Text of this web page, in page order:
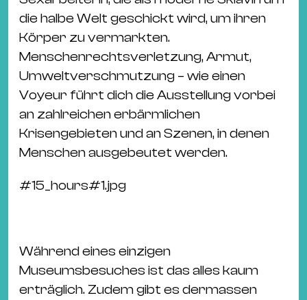
die halbe Welt geschickt wird, um ihren
Körper zu vermarkten.
Menschenrechtsverletzung, Armut,
Umweltverschmutzung – wie einen
Voyeur führt dich die Ausstellung vorbei
an zahlreichen erbärmlichen
Krisengebieten und an Szenen, in denen
Menschen ausgebeutet werden.
#15_hours#1.jpg
Während eines einzigen
Museumsbesuches ist das alles kaum
erträglich. Zudem gibt es dermassen